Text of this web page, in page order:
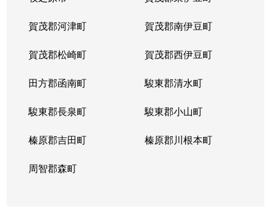
賀茂郡河津町 賀茂郡南伊豆町
賀茂郡松崎町 賀茂郡西伊豆町
田方郡函南町 駿東郡清水町
駿東郡長泉町 駿東郡小山町
榛原郡吉田町 榛原郡川根本町
周智郡森町